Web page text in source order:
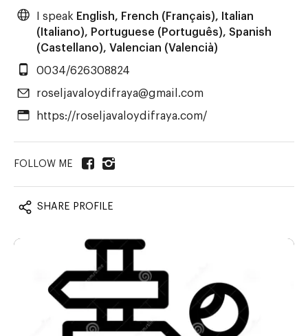
I speak English, French (Français), Italian
(Italiano), Portuguese (Português), Spanish
(Castellano), Valencian (Valencià)
0034/626308824
roseljavaloydifraya@gmail.com
https://roseljavaloydifraya.com/
SHARE PROFILE